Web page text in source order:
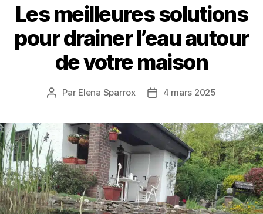
Les meilleures solutions
pour drainer l’eau autour
de votre maison
Auteur
Par Elena Sparrox
Date4 mars 2025